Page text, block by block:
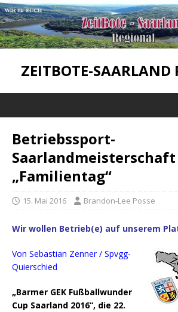
ZEITBOTE-SAARLAND
Betriebssport-
„Familientag“
15. Mai 2016 Brandon-Lee Posse
Wir wollen Betrieb(e) auf unserem
Von Sebastian Zenner / Spvgg-
Quierschied
„Barmer GEK Fußballwunder
Cup Saarland 2016“, die 22.